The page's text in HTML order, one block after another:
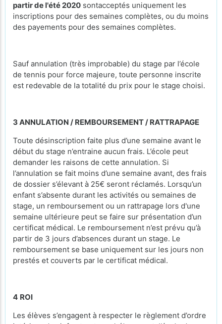
partir de l'été 2020 sontacceptés uniquement les
inscriptions pour des semaines complètes, ou du moins
des payements pour des semaines complètes.
Sauf annulation (très improbable) du stage par l’école
de tennis pour force majeure, toute personne inscrite
est redevable de la totalité du prix pour le stage choisi.
3 ANNULATION / REMBOURSEMENT / RATTRAPAGE
Toute désinscription faite plus d’une semaine avant le
début du stage n’entraine aucun frais. L’école peut
demander les raisons de cette annulation. Si
l’annulation se fait moins d’une semaine avant, des frais
de dossier s’élevant à 25€ seront réclamés. Lorsqu’un
enfant s’absente durant les activités ou semaines de
stage, un remboursement ou un rattrapage lors d'une
semaine ultérieure peut se faire sur présentation d’un
certificat médical. Le remboursement n’est prévu qu’à
partir de 3 jours d’absences durant un stage. Le
remboursement se base uniquement sur les jours non
prestés et couverts par le certificat médical.
4 ROI
Les élèves s’engagent à respecter le règlement d’ordre